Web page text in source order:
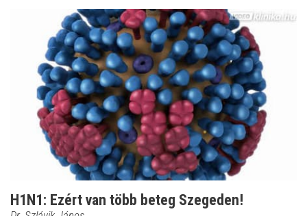
H1N1: Ezért van több beteg Szegeden!